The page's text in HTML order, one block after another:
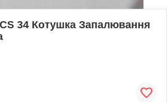
34 Котушка Запалювання